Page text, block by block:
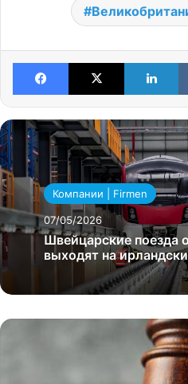
Facebook X
Компании | Firmen
07/05/2026
Швейцарские поезда
выходят на